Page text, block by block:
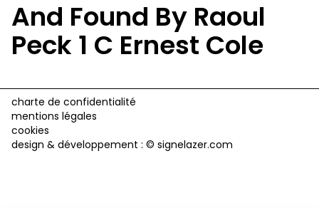
And Found By Raoul
Peck 1 C Ernest Cole
charte de confidentialité
mentions légales
cookies
design & développement : © signelazer.com